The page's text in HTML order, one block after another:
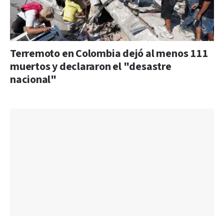
Terremoto en Colombia dejó al menos 111
muertos y declararon el "desastre
nacional"